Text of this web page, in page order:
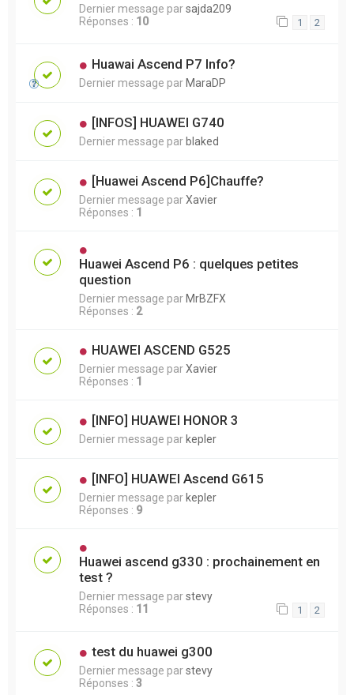
Dernier message parsajda209
Réponses : 10 1 2
Huawai Ascend P7 Info?
Dernier message par MaraDP
[INFOS] HUAWEI G740
Dernier message par blaked
[Huawei Ascend P6]Chauffe?
Dernier message parXavier
Réponses : 1
Huawei Ascend P6 : quelques petites
question
Dernier message par MrBZFX
Réponses : 2
HUAWEI ASCEND G525
Dernier message parXavier
Réponses : 1
[INFO] HUAWEI HONOR 3
Dernier message par kepler
[INFO] HUAWEI Ascend G615
Dernier message par kepler
Réponses : 9
Huawei ascend g330 : prochainement en
test ?
Dernier message parstevy
Réponses : 11 1 2
test du huawei g300
Dernier message parstevy
Réponses : 3